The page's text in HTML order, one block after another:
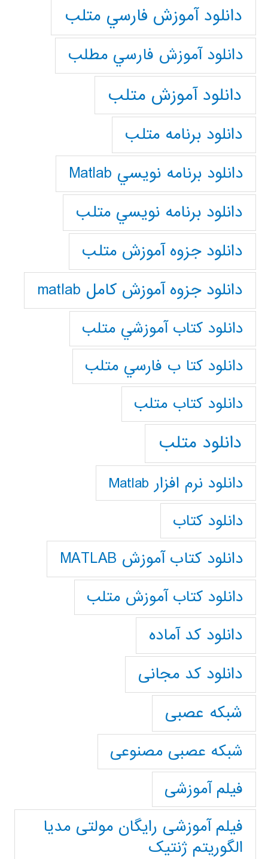
دانلود آموزش فارسي متلب
دانلود آموزش فارسي مطلب
دانلود آموزش متلب
دانلود برنامه متلب
دانلود برنامه نويسي Matlab
دانلود برنامه نويسي متلب
دانلود جزوه آموزش متلب
دانلود جزوه آموزش کامل matlab
دانلود كتاب آموزشي متلب
دانلود كتا ب فارسي متلب
دانلود كتاب متلب
دانلود متلب
دانلود نرم افزار Matlab
دانلود کتاب
دانلود کتاب آموزش MATLAB
دانلود کتاب آموزش متلب
دانلود کد آماده
دانلود کد مجانی
شبکه عصبی
شبکه عصبی مصنوعی
فیلم آموزشی
فیلم آموزشی رایگان مولتی مدیا
الگوریتم ژنتیک